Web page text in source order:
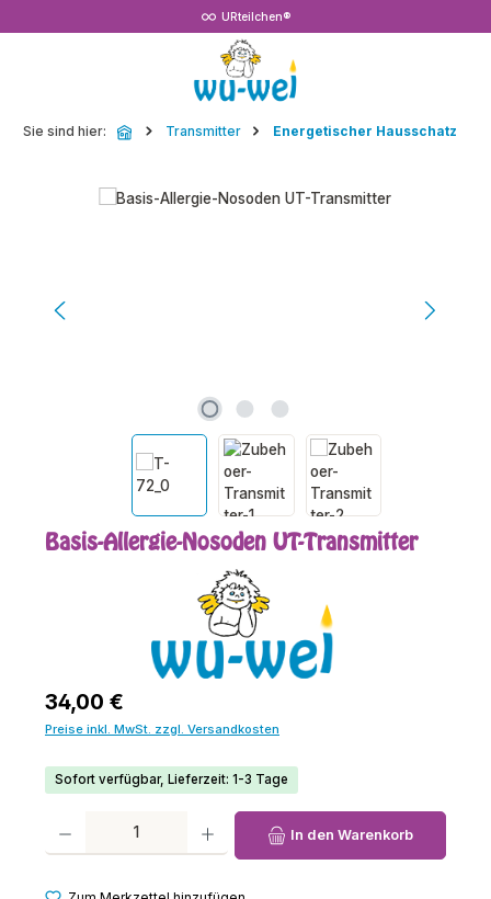
URteilchen®
Sie sind hier: Transmitter Energetischer Hausschatz
Bildergalerie überspringen
Basis-Allergie-Nosoden UT-Transmitter
Regulärer Preis:
34,00 €
Preise inkl. MwSt. zzgl. Versandkosten
Sofort verfügbar, Lieferzeit: 1-3 Tage
Produkt Anzahl: Gib den gewünschten Wert ein oder benutze die
In den Warenkorb